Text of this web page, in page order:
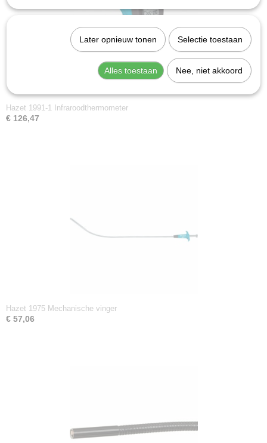
Hazet 1991-1 Infraroodthermometer
€ 126,47
Hazet 1975 Mechanische vinger
€ 57,06
Later opnieuw tonen Selectie toestaan
Alles toestaan Nee, niet akkoord